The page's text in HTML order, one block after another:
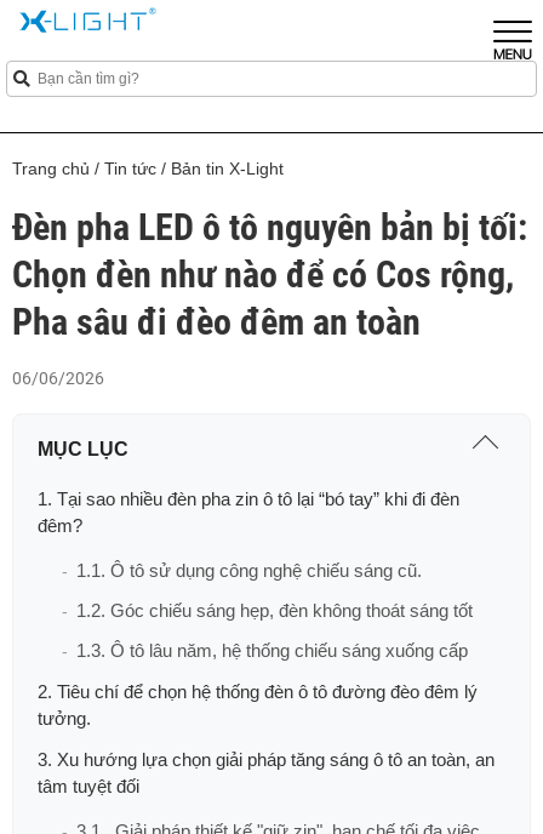
Trang chủ / Tin tức / Bản tin X-Light
Đèn pha LED ô tô nguyên bản bị tối:
Chọn đèn như nào để có Cos rộng,
Pha sâu đi đèo đêm an toàn
06/06/2026
MỤC LỤC
1. Tại sao nhiều đèn pha zin ô tô lại “bó tay” khi đi đèn
đêm?
1.1. Ô tô sử dụng công nghệ chiếu sáng cũ.
1.2. Góc chiếu sáng hẹp, đèn không thoát sáng tốt
1.3. Ô tô lâu năm, hệ thống chiếu sáng xuống cấp
2. Tiêu chí để chọn hệ thống đèn ô tô đường đèo đêm lý
tưởng.
3. Xu hướng lựa chọn giải pháp tăng sáng ô tô an toàn, an
tâm tuyệt đối